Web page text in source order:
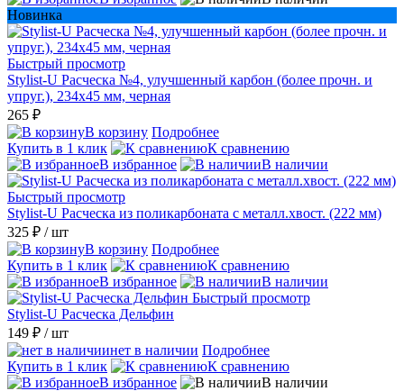
Новинка
Быстрый просмотр
Stylist-U Расческа №4, улучшенный карбон (более прочн. и
упруг.), 234x45 мм, черная
265 ₽
В корзину Подробнее
Купить в 1 клик
К сравнению
В избранное
В наличии
Быстрый просмотр
Stylist-U Расческа из поликарбоната с металл.хвост. (222 мм)
325 ₽ / шт
В корзину Подробнее
Купить в 1 клик
К сравнению
В избранное
В наличии
Быстрый просмотр
Stylist-U Расческа Дельфин
149 ₽ / шт
нет в наличии Подробнее
Купить в 1 клик
К сравнению
В избранное
В наличии